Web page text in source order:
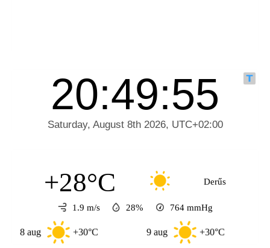
+28°C Derűs
1.9 m/s 28% 764 mmHg
+30°C +30°C